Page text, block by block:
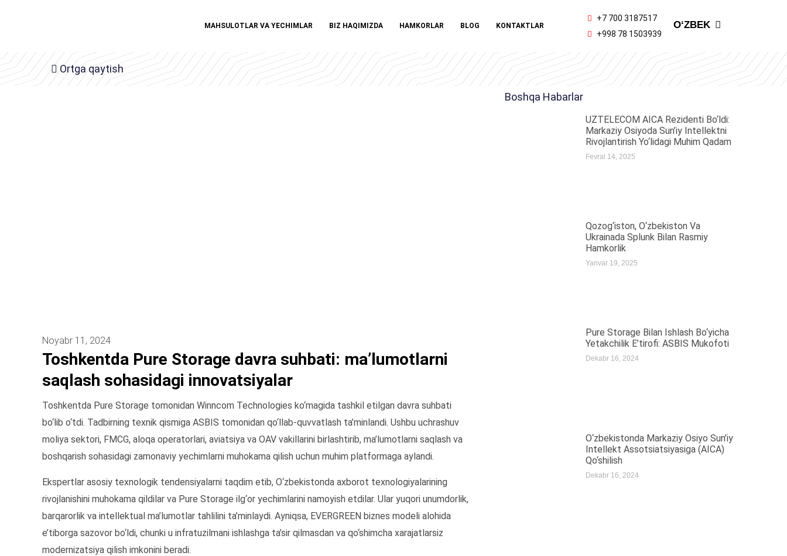
MAHSULOTLAR VA YECHIMLAR BIZ HAQIMIZDA HAMKORLAR BLOG KONTAKTLAR
+7 700 3187517
+998 78 1503939
OʻZBEK
ҚАЗАҚ ТІЛІ
Ortga qaytish
Noyabr 11, 2024
Toshkentda Pure Storage davra suhbati: ma’lumotlarni
saqlash sohasidagi innovatsiyalar
Toshkentda Pure Storage tomonidan Winncom Technologies ko‘magida tashkil etilgan davra suhbati
bo‘lib o‘tdi. Tadbirning texnik qismiga ASBIS tomonidan qo‘llab-quvvatlash ta’minlandi. Ushbu uchrashuv
moliya sektori, FMCG, aloqa operatorlari, aviatsiya va OAV vakillarini birlashtirib, ma’lumotlarni saqlash va
boshqarish sohasidagi zamonaviy yechimlarni muhokama qilish uchun muhim platformaga aylandi.
Ekspertlar asosiy texnologik tendensiyalarni taqdim etib, O‘zbekistonda axborot texnologiyalarining
rivojlanishini muhokama qildilar va Pure Storage ilg‘or yechimlarini namoyish etdilar. Ular yuqori unumdorlik,
barqarorlik va intellektual ma’lumotlar tahlilini ta’minlaydi. Ayniqsa, EVERGREEN biznes modeli alohida
e’tiborga sazovor bo‘ldi, chunki u infratuzilmani ishlashga ta’sir qilmasdan va qo‘shimcha xarajatlarsiz
modernizatsiya qilish imkonini beradi.
Boshqa Habarlar
UZTELECOM AICA Rezidenti Bo‘ldi:
Markaziy Osiyoda Sun’iy Intellektni
Rivojlantirish Yo‘lidagi Muhim Qadam
Fevral 14, 2025
Qozog‘iston, O‘zbekiston Va
Ukrainada Splunk Bilan Rasmiy
Hamkorlik
Yanvar 19, 2025
Pure Storage Bilan Ishlash Bo‘yicha
Yetakchilik E’tirofi: ASBIS Mukofoti
Dekabr 16, 2024
O‘zbekistonda Markaziy Osiyo Sun’iy
Intellekt Assotsiatsiyasiga (AICA)
Qo‘shilish
Dekabr 16, 2024